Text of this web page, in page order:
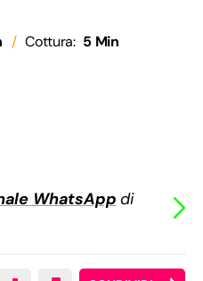
Cottura: 5 Min
WhatsApp di